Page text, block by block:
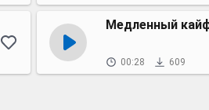
Медленный
00:28 609